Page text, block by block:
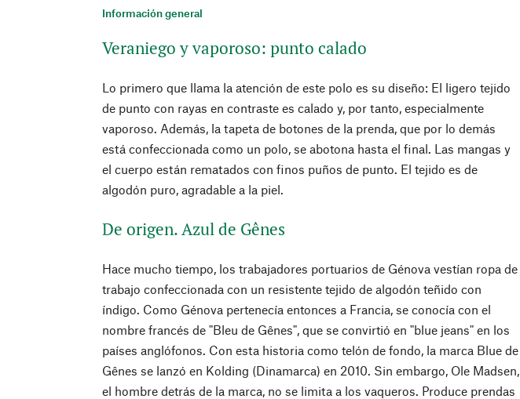
Información general
Veraniego y vaporoso: punto calado
Lo primero que llama la atención de este polo es su diseño: El ligero tejido
de punto con rayas en contraste es calado y, por tanto, especialmente
vaporoso. Además, la tapeta de botones de la prenda, que por lo demás
está confeccionada como un polo, se abotona hasta el final. Las mangas y
el cuerpo están rematados con finos puños de punto. El tejido es de
algodón puro, agradable a la piel.
De origen. Azul de Gênes
Hace mucho tiempo, los trabajadores portuarios de Génova vestían ropa de
trabajo confeccionada con un resistente tejido de algodón teñido con
índigo. Como Génova pertenecía entonces a Francia, se conocía con el
nombre francés de "Bleu de Gênes", que se convirtió en "blue jeans" en los
países anglófonos. Con esta historia como telón de fondo, la marca Blue de
Gênes se lanzó en Kolding (Dinamarca) en 2010. Sin embargo, Ole Madsen,
el hombre detrás de la marca, no se limita a los vaqueros. Produce prendas